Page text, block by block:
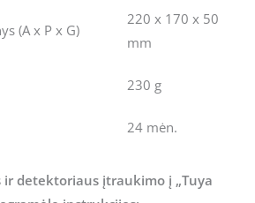
(A x P x G)
220 x 170 x 50
mm
230 g
24 mėn.
ir detektoriaus įtraukimo į „Tuya